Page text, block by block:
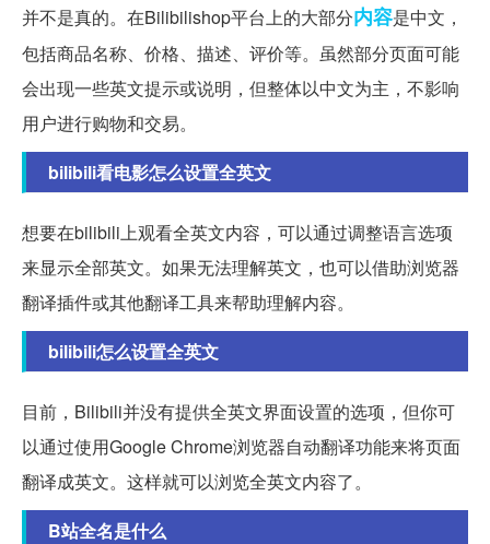
并不是真的。在Bilibilishop平台上的大部分内容是中文，
包括商品名称、价格、描述、评价等。虽然部分页面可能
会出现一些英文提示或说明，但整体以中文为主，不影响
用户进行购物和交易。
bilibili看电影怎么设置全英文
想要在bilibili上观看全英文内容，可以通过调整语言选项
来显示全部英文。如果无法理解英文，也可以借助浏览器
翻译插件或其他翻译工具来帮助理解内容。
bilibili怎么设置全英文
目前，Bilibili并没有提供全英文界面设置的选项，但你可
以通过使用Google Chrome浏览器自动翻译功能来将页面
翻译成英文。这样就可以浏览全英文内容了。
B站全名是什么